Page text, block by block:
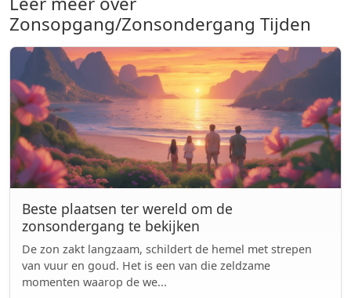
Zonsopgang/Zonsondergang Tijden
Beste plaatsen ter wereld om de
zonsondergang te bekijken
De zon zakt langzaam, schildert de hemel met strepen
van vuur en goud. Het is een van die zeldzame
momenten waarop de we...